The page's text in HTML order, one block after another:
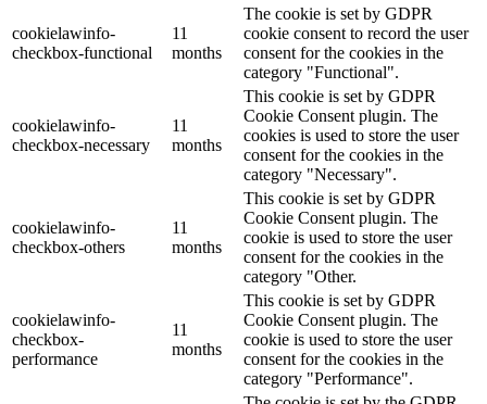
cookielawinfo-
checkbox-functional
11
months
The cookie is set by GDPR
cookie consent to record the user
consent for the cookies in the
category "Functional".
cookielawinfo-
checkbox-necessary
11
months
This cookie is set by GDPR
Cookie Consent plugin. The
cookies is used to store the user
consent for the cookies in the
category "Necessary".
cookielawinfo-
checkbox-others
11
months
This cookie is set by GDPR
Cookie Consent plugin. The
cookie is used to store the user
consent for the cookies in the
category "Other.
cookielawinfo-
checkbox-
performance
11
months
This cookie is set by GDPR
Cookie Consent plugin. The
cookie is used to store the user
consent for the cookies in the
category "Performance".